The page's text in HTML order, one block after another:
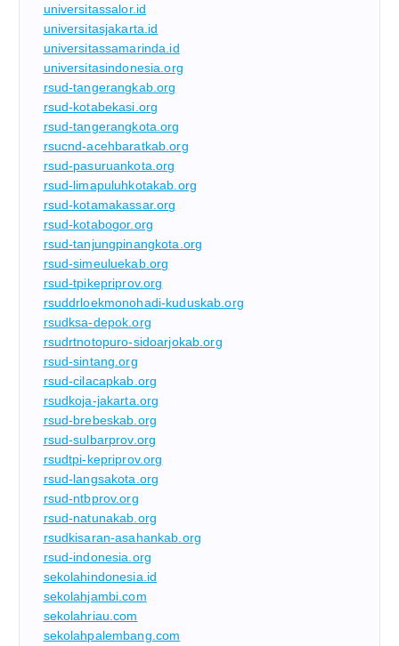
universitassalor.id
universitasjakarta.id
universitassamarinda.id
universitasindonesia.org
rsud-tangerangkab.org
rsud-kotabekasi.org
rsud-tangerangkota.org
rsucnd-acehbaratkab.org
rsud-pasuruankota.org
rsud-limapuluhkotakab.org
rsud-kotamakassar.org
rsud-kotabogor.org
rsud-tanjungpinangkota.org
rsud-simeuluekab.org
rsud-tpikepriprov.org
rsuddrloekmonohadi-kuduskab.org
rsudksa-depok.org
rsudrtnotopuro-sidoarjokab.org
rsud-sintang.org
rsud-cilacapkab.org
rsudkoja-jakarta.org
rsud-brebeskab.org
rsud-sulbarprov.org
rsudtpi-kepriprov.org
rsud-langsakota.org
rsud-ntbprov.org
rsud-natunakab.org
rsudkisaran-asahankab.org
rsud-indonesia.org
sekolahindonesia.id
sekolahjambi.com
sekolahriau.com
sekolahpalembang.com